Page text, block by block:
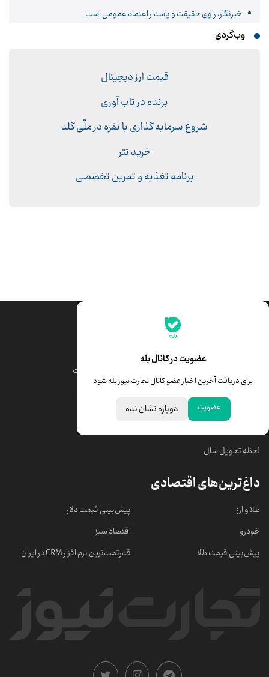
خبرنگار، راوی حقیقت و پاسدار اعتماد عمومی است
وب‌گردی
قیمت ارز دیجیتال
برنده در تاب آوری
شروع سرمایه گذاری با نقره در ملّی گلد
خرید تتر
برنامه تغذیه و تمرین تخصصی
عضویت در کانال بله
برای دریافت آخرین اخبار عضو کانال تجارت نیوز بله شود
عضویت دوباره نشان نده
جدیدترین قیمت‌ها
قیمت درهم امارات
خبرهای مهم
لحظه تحویل سال
داغ‌ترین‌های اقتصادی
طلا و ارز
خودرو
پیش‌بینی قیمت طلا
پیش‌بینی قیمت دلار
اقتصاد سبز
قدرتمندترین نرم‌ افزار CRM در ایران